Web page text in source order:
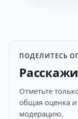
ПОДЕЛИТЕСЬ
Отметьте
общая оценка
модерацию.